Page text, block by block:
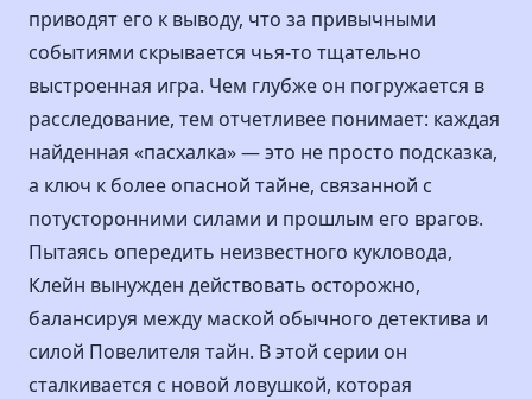
приводят его к выводу, что за привычными
событиями скрывается чья-то тщательно
выстроенная игра. Чем глубже он погружается в
расследование, тем отчетливее понимает: каждая
найденная «пасхалка» — это не просто подсказка,
а ключ к более опасной тайне, связанной с
потусторонними силами и прошлым его врагов.
Пытаясь опередить неизвестного кукловода,
Клейн вынужден действовать осторожно,
балансируя между маской обычного детектива и
силой Повелителя тайн. В этой серии он
сталкивается с новой ловушкой, которая